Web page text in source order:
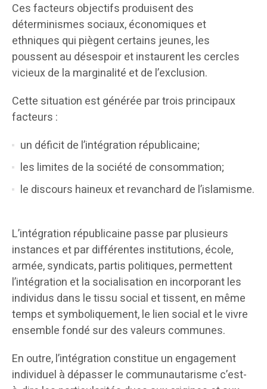
Ces facteurs objectifs produisent des
déterminismes sociaux, économiques et
ethniques qui piègent certains jeunes, les
poussent au désespoir et instaurent les cercles
vicieux de la marginalité et de l’exclusion.
Cette situation est générée par trois principaux
facteurs :
un déficit de l’intégration républicaine;
les limites de la société de consommation;
le discours haineux et revanchard de l’islamisme.
L’intégration républicaine passe par plusieurs
instances et par différentes institutions, école,
armée, syndicats, partis politiques, permettent
l’intégration et la socialisation en incorporant les
individus dans le tissu social et tissent, en même
temps et symboliquement, le lien social et le vivre
ensemble fondé sur des valeurs communes.
En outre, l’intégration constitue un engagement
individuel à dépasser le communautarisme c’est-